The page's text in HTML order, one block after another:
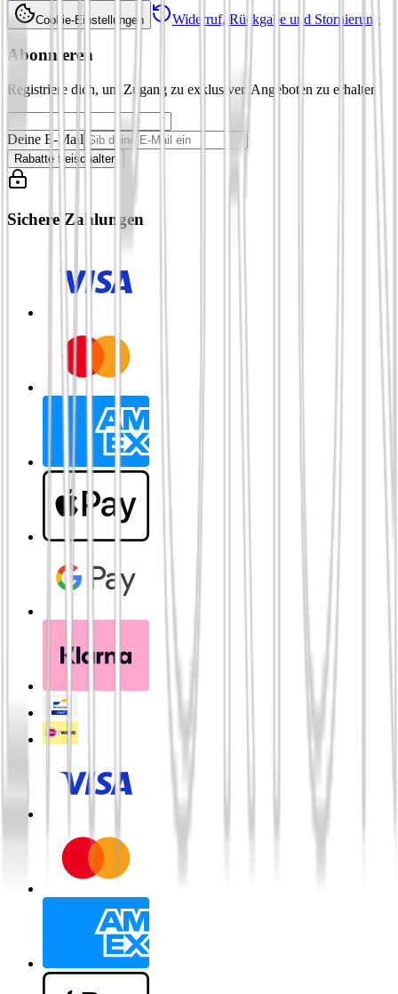
Cookie-Einstellungen Widerruf, Rückgabe und Stornierung
Abonnieren
Registriere dich, um Zugang zu exklusiven Angeboten zu erhalten
Deine E-Mail
Rabatte freischalten
Sichere Zahlungen